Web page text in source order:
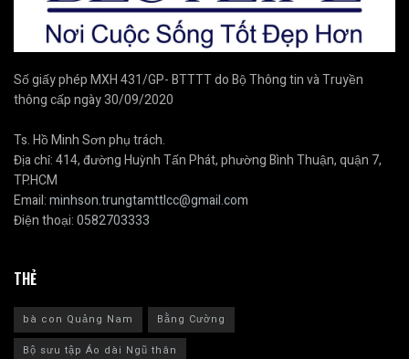
Số giấy phép MXH 431/GP- BTTTT do Bộ Thông tin và Truyền
thông cấp ngày 30/09/2020
Ts. Hồ Minh Sơn phụ trách.
Địa chỉ: 414, đường Huỳnh Tấn Phát, phường Bình Thuận, quận 7,
TP.HCM
Email:minhson.trungtamttlcc@gmail.com
Điện thoại:0582703333
THẺ
bà con Quảng Nam
Bằng Cường
Bộ sưu tập Áo dài Ngũ thân